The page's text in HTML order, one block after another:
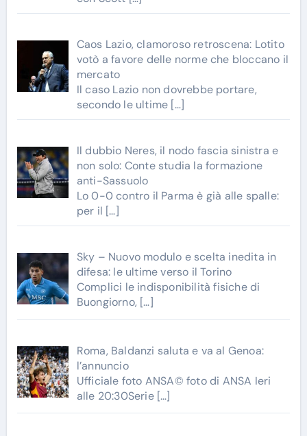
Caos Lazio, clamoroso retroscena: Lotito
votò a favore delle norme che bloccano il
mercato
Il caso Lazio non dovrebbe portare,
secondo le ultime […]
Il dubbio Neres, il nodo fascia sinistra e
non solo: Conte studia la formazione
anti-Sassuolo
Lo 0-0 contro il Parma è già alle spalle:
per il […]
Sky – Nuovo modulo e scelta inedita in
difesa: le ultime verso il Torino
Complici le indisponibilità fisiche di
Buongiorno, […]
Roma, Baldanzi saluta e va al Genoa:
l’annuncio
Ufficiale foto ANSA© foto di ANSA Ieri
alle 20:30Serie […]